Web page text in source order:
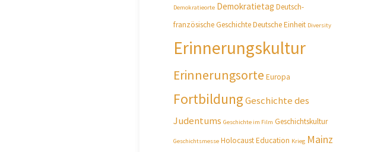
Demokratieorte Demokratietag Deutsch-
französische GeschichteDeutsche Einheit Diversity
Erinnerungskultur
Erinnerungsorte Europa
Fortbildung Geschichte des
Judentums Geschichte im Film Geschichtskultur
Geschichtsmesse Holocaust Education Krieg Mainz